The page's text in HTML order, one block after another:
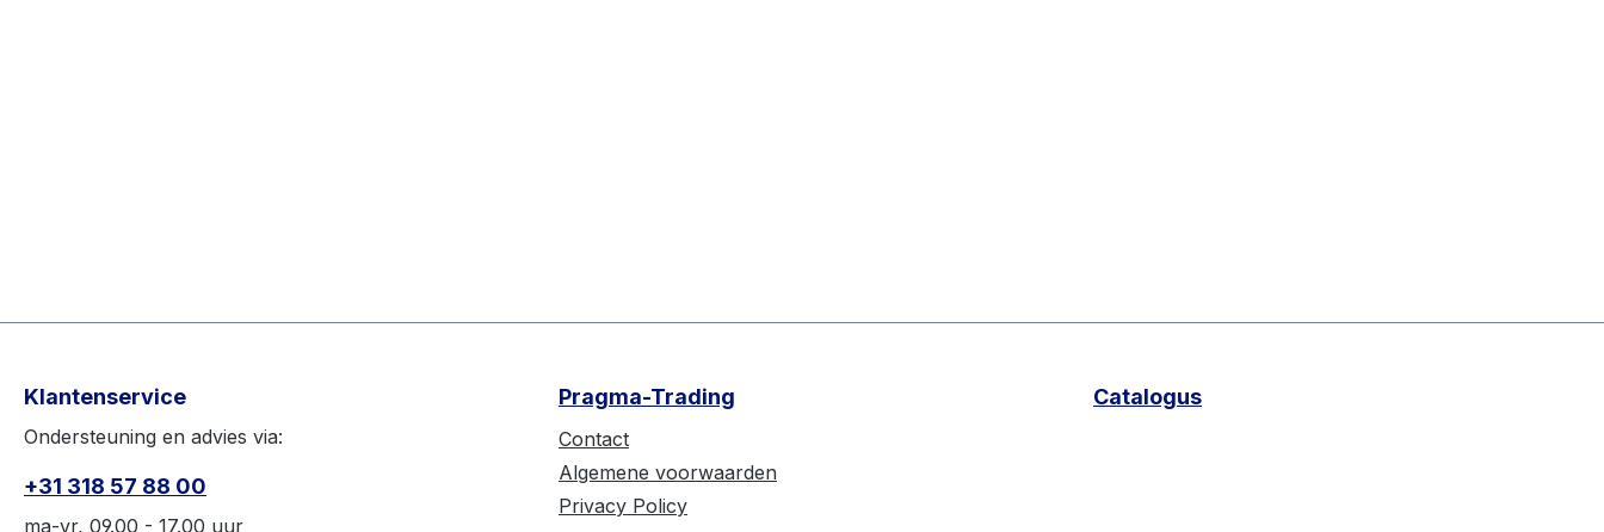
Klantenservice
Ondersteuning en advies via:
+31 318 57 88 00
ma-vr, 09.00 - 17.00 uur
Pragma-Trading
Contact
Algemene voorwaarden
Privacy Policy
Catalogus